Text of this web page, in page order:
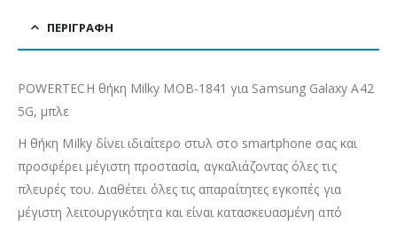
ΠΕΡΙΓΡΑΦΉ
POWERTECH θήκη Milky MOB-1841 για Samsung Galaxy A42
5G, μπλε
Η θήκη Milky δίνει ιδιαίτερο στυλ στο smartphone σας και
προσφέρει μέγιστη προστασία, αγκαλιάζοντας όλες τις
πλευρές του. Διαθέτει όλες τις απαραίτητες εγκοπές για
μέγιστη λειτουργικότητα και είναι κατασκευασμένη από